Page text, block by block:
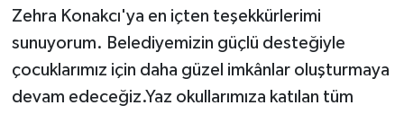
Zehra Konakcı'ya en içten teşekkürlerimi
sunuyorum. Belediyemizin güçlü desteğiyle
çocuklarımız için daha güzel imkânlar oluşturmaya
devam edeceğiz.Yaz okullarımıza katılan tüm